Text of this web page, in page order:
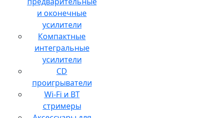
и оконечные
усилители
Компактные
интегральные
усилители
CD
проигрыватели
Wi-Fi и BT
стримеры